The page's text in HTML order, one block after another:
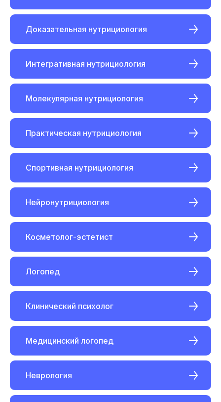
Доказательная нутрициология
Интегративная нутрициология
Молекулярная нутрициология
Практическая нутрициология
Спортивная нутрициология
Нейронутрициология
Косметолог-эстетист
Логопед
Клинический психолог
Медицинский логопед
Неврология
Оставьте заявку сейчас
и получите услугу по
отправке документов на